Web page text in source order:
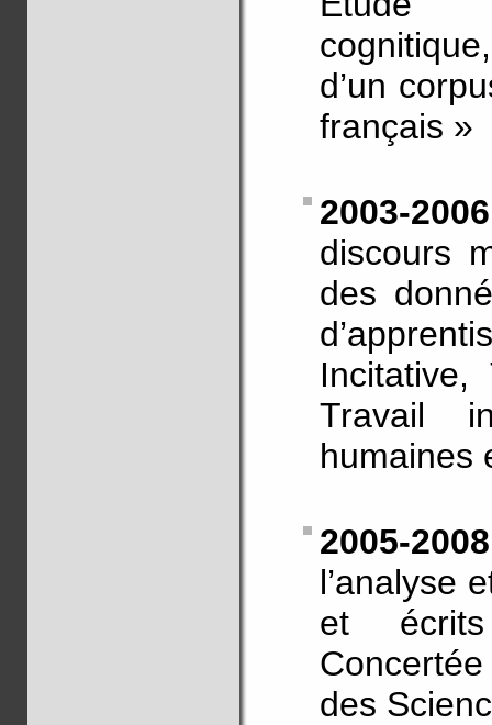
d’un
français »
2003-
discours
des
Incitative,
Travail
humaines
2005-
l’analyse
et
des